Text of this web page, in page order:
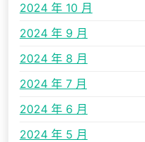
2024 年 10 月
2024 年 9 月
2024 年 8 月
2024 年 7 月
2024 年 6 月
2024 年 5 月